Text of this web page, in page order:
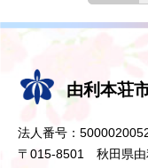
由利本荘
法人番号：
〒015-8501 秋田県由